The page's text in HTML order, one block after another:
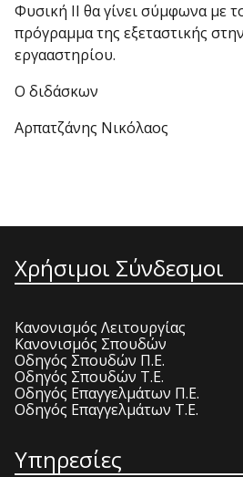
Φυσική ΙΙ θα γίνει σύμφωνα με
πρόγραμμα της εξεταστικής
εργααστηρίου.
Ο διδάσκων
Αρπατζάνης Νικόλαος
Χρήσιμοι Σύνδεσμοι
Κανονισμός Λειτουργίας
Κανονισμός Σπουδών
Οδηγός Σπουδών Π.Ε.
Οδηγός Σπουδών Τ.Ε.
Οδηγός Επαγγελμάτων Π.Ε.
Οδηγός Επαγγελμάτων Τ.Ε.
Υπηρεσίες